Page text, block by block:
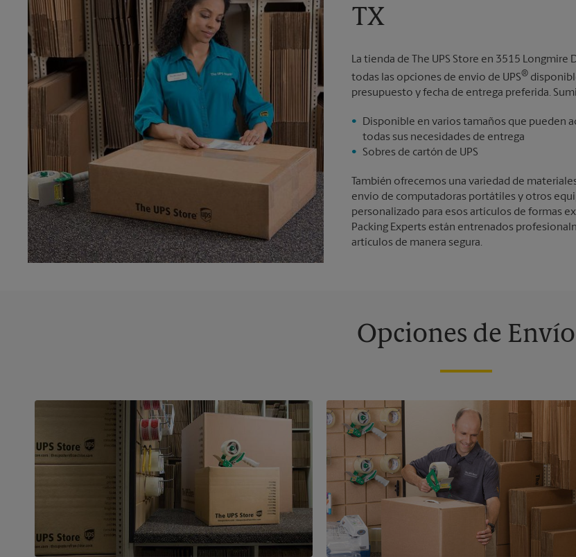
TX
La tienda de The UPS Store en 3515 Longmire
todas las opciones de envío de UPS®
presupuesto y fecha de entrega preferida.
Disponible en varios tamaños que pueden
todas sus necesidades de entrega
Sobres de cartón de UPS
También ofrecemos una variedad de
envío de computadoras portátiles y otros
personalizado para esos artículos de formas
Packing Experts están entrenados
artículos de manera segura.
Opciones de Envío